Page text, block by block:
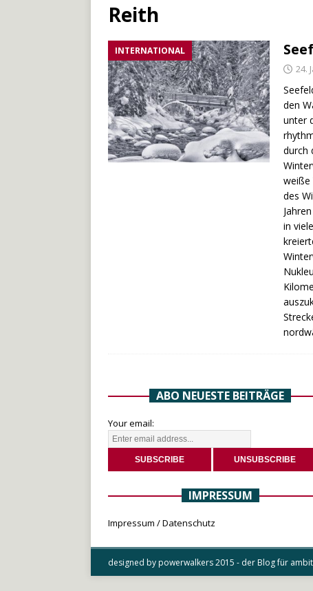
Reith
INTERNATIONAL
24.
den
unter
durch
weiße
des
in
ABO NEUESTE BEITRÄGE
Your email:
IMPRESSUM
Impressum / Datenschutz
designed by powerwalkers 2015 - der Blog für